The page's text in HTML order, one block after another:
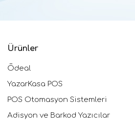
Ürünler
Ödeal
YazarKasa POS
POS Otomasyon Sistemleri
Adisyon ve Barkod Yazıcılar